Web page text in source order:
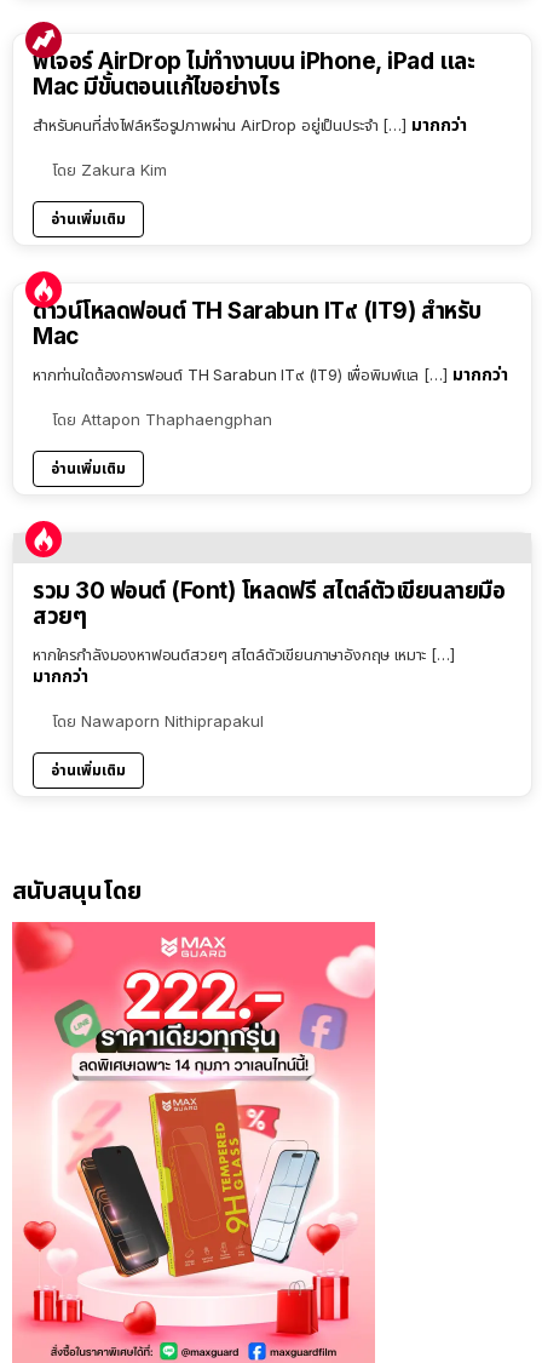
ฟีเจอร์ AirDrop ไม่ทำงานบน iPhone, iPad และ
Mac มีขั้นตอนแก้ไขอย่างไร
สำหรับคนที่ส่งไฟล์หรือรูปภาพผ่าน AirDrop อยู่เป็นประจำ […] มากกว่า
โดย Zakura Kim
อ่านเพิ่มเติม
ดาวน์โหลดฟอนต์ TH Sarabun IT๙ (IT9) สำหรับ
Mac
หากท่านใดต้องการฟอนต์ TH Sarabun IT๙ (IT9) เพื่อพิมพ์แล […] มากกว่า
โดย Attapon Thaphaengphan
อ่านเพิ่มเติม
รวม 30 ฟอนต์ (Font) โหลดฟรี สไตล์ตัวเขียนลายมือ
สวยๆ
หากใครกำลังมองหาฟอนต์สวยๆ สไตล์ตัวเขียนภาษาอังกฤษ เหมาะ […]
มากกว่า
โดย Nawaporn Nithiprapakul
อ่านเพิ่มเติม
สนับสนุนโดย